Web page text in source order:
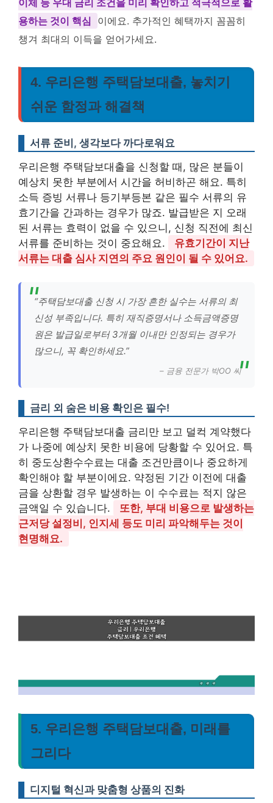
이체 등 우대 금리 조건을 미리 확인하고 적극적으로 활
용하는 것이 핵심
이에요. 추가적인 혜택까지 꼼꼼히
챙겨 최대의 이득을 얻어가세요.
4. 우리은행 주택담보대출, 놓치기
쉬운 함정과 해결책
서류 준비, 생각보다 까다로워요
우리은행 주택담보대출을 신청할 때, 많은 분들이
예상치 못한 부분에서 시간을 허비하곤 해요. 특히
소득 증빙 서류나 등기부등본 같은 필수 서류의 유
효기간을 간과하는 경우가 많죠. 발급받은 지 오래
된 서류는 효력이 없을 수 있으니, 신청 직전에 최신
서류를 준비하는 것이 중요해요.
유효기간이 지난
서류는 대출 심사 지연의 주요 원인이 될 수 있어요.
“주택담보대출 신청 시 가장 흔한 실수는 서류의 최
신성 부족입니다. 특히 재직증명서나 소득금액증명
원은 발급일로부터 3개월 이내만 인정되는 경우가
많으니, 꼭 확인하세요.”
– 금융 전문가 박OO 씨
금리 외 숨은 비용 확인은 필수!
우리은행 주택담보대출 금리만 보고 덜컥 계약했다
가 나중에 예상치 못한 비용에 당황할 수 있어요. 특
히 중도상환수수료는 대출 조건만큼이나 중요하게
확인해야 할 부분이에요. 약정된 기간 이전에 대출
금을 상환할 경우 발생하는 이 수수료는 적지 않은
금액일 수 있습니다.
또한, 부대 비용으로 발생하는
근저당 설정비, 인지세 등도 미리 파악해두는 것이
현명해요.
5. 우리은행 주택담보대출, 미래를
그리다
디지털 혁신과 맞춤형 상품의 진화